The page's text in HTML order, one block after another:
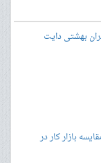
بهشتی دایت
بازار کار در